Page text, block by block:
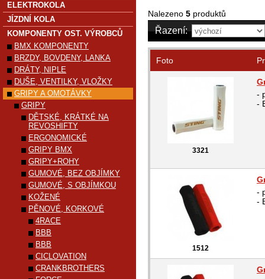
Nalezeno 5 produktů
Řazení:
Foto
3321
-
-
1512
-
-
ELEKTROKOLA
JÍZDNÍ KOLA
KOMPONENTY OST. VÝROBCŮ
BMX KOMPONENTY
BRZDY, BOVDENY, LANKA
DRÁTY, NIPLE
DUŠE, VENTILKY, VLOŽKY
GRIPY A OMOTÁVKY
GRIPY
DĚTSKÉ, KRÁTKÉ NA
REVOSHIFTY
ERGONOMICKÉ
GRIPY BMX
GRIPY+ROHY
GUMOVÉ, BEZ OBJÍMKY
GUMOVÉ, S OBJÍMKOU
KOŽENÉ
PĚNOVÉ, KORKOVÉ
4RACE
BBB
BBB
CICLOVATION
CRANKBROTHERS